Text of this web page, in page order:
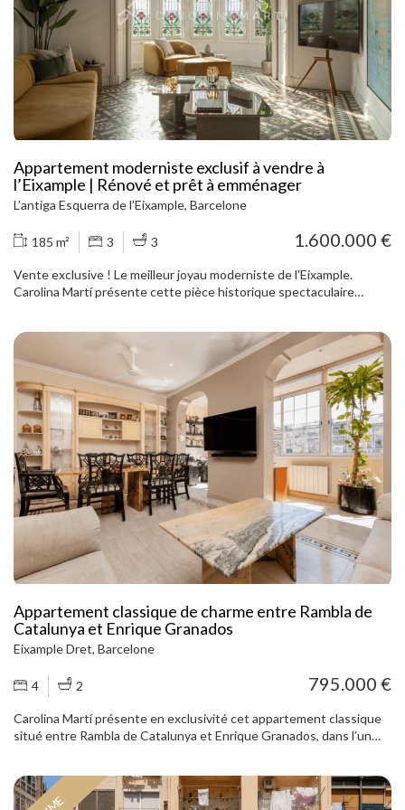
Appartement moderniste exclusif à vendre à
l’Eixample | Rénové et prêt à emménager
L’antiga Esquerra de l’Eixample, Barcelone
185 m² 3 3 1.600.000 €
Vente exclusive ! Le meilleur joyau moderniste de l'Eixample.
Carolina Martí présente cette pièce historique spectaculaire
conciergerie. La rénovation a conservé au maximum le charme
classique, en le mélangeant avec des touches modernes pour offrir
un espace de vie qui répond aux normes les plus élevées de la vie
moderne. Il se distingue par ses espaces spacieux, lumineux et
accueillants. Grâce à ses deux balcons et à son excellente
orientation entièrement extérieure, il garantit la lumière naturelle
dans toutes les pièces. Il présente des plafonds à fresques
restaurés et des sols hydrauliques parfaitement conservés. La
maison offre trois chambres doubles et trois salles de bains
complètes, dont deux en suite. Grand séjour-salle à manger ouvert
sur plusieurs espaces, galerie vitrée avec vitraux d'origine. Cuisine
ouverte sur le séjour avec électroménager haut de gamme Une
opportunité unique de vivre entouré d'histoire avec tout le confort
moderne, dans l'un des quartiers les plus convoités de Barcelone.
Contactez-nous pour plus d'informations ou pour planifier une
Appartement classique de charme entre Rambla de
Catalunya et Enrique Granados
Eixample Dret, Barcelone
4 2 795.000 €
Carolina Martí présente en exclusivité cet appartement classique
situé entre Rambla de Catalunya et Enrique Granados, dans l’un
vie de l’espace nuit. L’espace de vie comprend un vaste salon-salle à
manger, confortable et lumineux, idéal aussi bien au quotidien que